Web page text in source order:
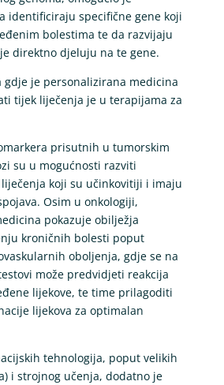
identificiraju specifične gene koji
bolestima te da razvijaju
direktno djeluju na te gene.
gdje je personalizirana medicina
tijek liječenja je u terapijama za
prisutnih u tumorskim
su u mogućnosti razviti
koji su učinkovitiji i imaju
Osim u onkologiji,
pokazuje obilježja
kroničnih bolesti poput
oboljenja, gdje se na
može predvidjeti reakcija
lijekove, te time prilagoditi
lijekova za optimalan
tehnologija, poput velikih
i strojnog učenja, dodatno je